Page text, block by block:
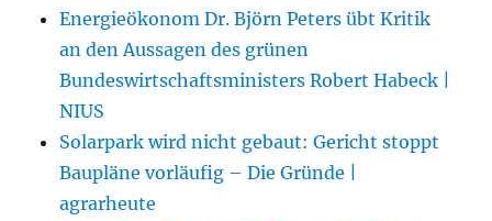
Energieökonom Dr. Björn Peters übt Kritik
an den Aussagen des grünen
Bundeswirtschaftsministers Robert Habeck |
NIUS
Solarpark wird nicht gebaut: Gericht stoppt
Baupläne vorläufig – Die Gründe |
agrarheute